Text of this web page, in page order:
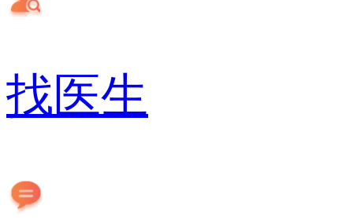
找医生